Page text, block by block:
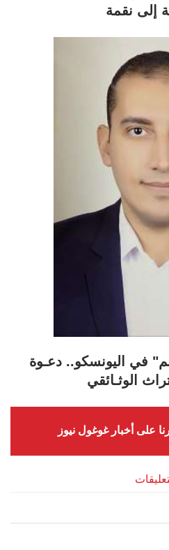
إلى نقمة
في اليونسكو.. دعـوة
الوثـائقي
على أخبار غوغول نيوز